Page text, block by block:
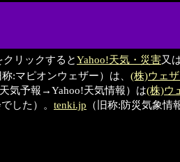
リックするとYahoo!天気・災害又
称:マピオンウェザー）は、 (株)ウェ
天気予報→Yahoo!天気情報）は(株)ウ
した）。 tenki.jp （旧称:防災気象情